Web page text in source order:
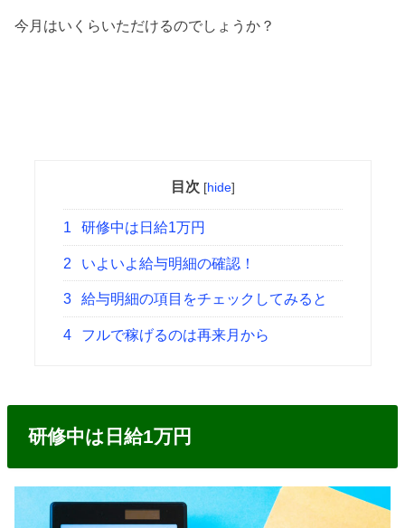
今月はいくらいただけるのでしょうか？
目次 [hide]
1 研修中は日給1万円
2 いよいよ給与明細の確認！
3 給与明細の項目をチェックしてみると
4 フルで稼げるのは再来月から
研修中は日給1万円